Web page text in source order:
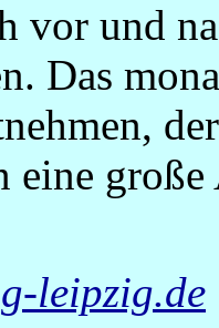
vor und
Das
eine
leipzig.de